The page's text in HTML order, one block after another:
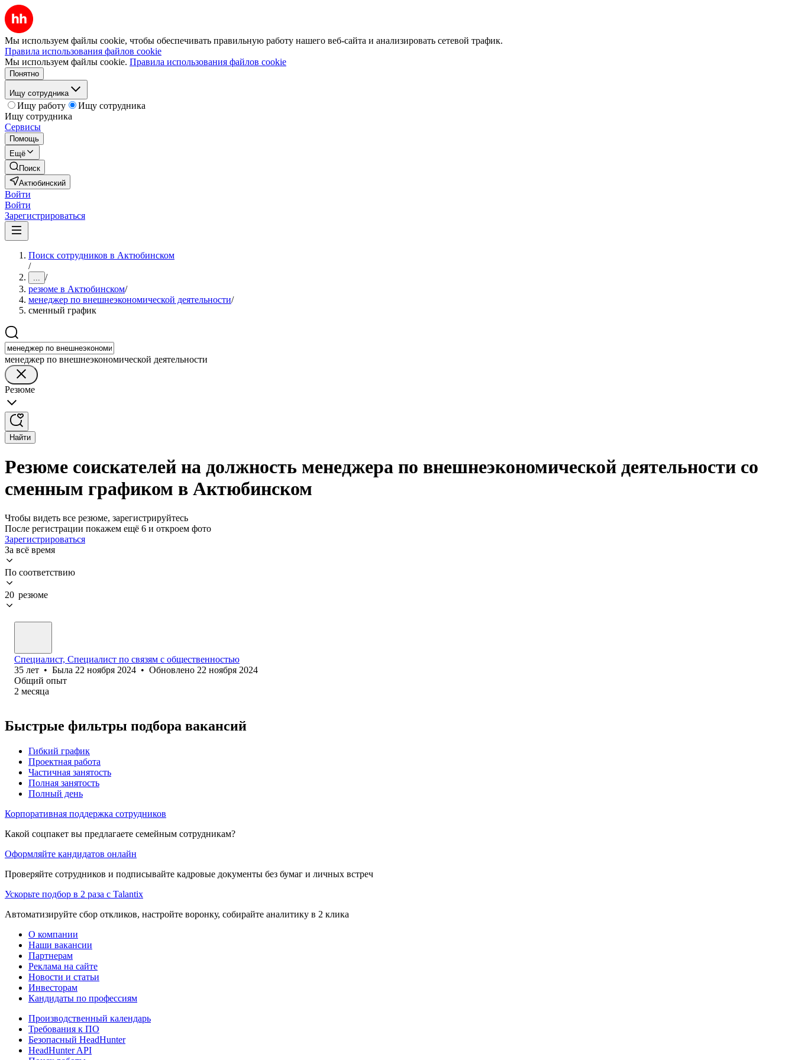
Мы используем файлы cookie, чтобы обеспечивать правильную работу нашего веб-сайта и анализировать сетевой трафик.
Правила использования файлов cookie
Мы используем файлы cookie. Правила использования файлов cookie
Понятно
Ищу сотрудника
Ищу работу
Ищу сотрудника
Ищу сотрудника
Сервисы
Помощь
Ещё
Поиск
Актюбинский
Войти
Войти
Зарегистрироваться
Поиск сотрудников в Актюбинском
/
... /
резюме в Актюбинском/
менеджер по внешнеэкономической деятельности/
сменный график
менеджер по внешнеэкономической деятельности
Резюме
Найти
Резюме соискателей на должность менеджера по внешнеэкономической деятельности со
сменным графиком в Актюбинском
Чтобы видеть все резюме, зарегистрируйтесь
После регистрации покажем ещё 6 и откроем фото
Зарегистрироваться
За всё время
По соответствию
20 резюме
Специалист, Специалист по связям с общественностью
35 лет • Была 22 ноября 2024 • Обновлено 22 ноября 2024
Общий опыт
2 месяца
Быстрые фильтры подбора вакансий
Гибкий график
Проектная работа
Частичная занятость
Полная занятость
Полный день
Корпоративная поддержка сотрудников
Какой соцпакет вы предлагаете семейным сотрудникам?
Оформляйте кандидатов онлайн
Проверяйте сотрудников и подписывайте кадровые документы без бумаг и личных встреч
Ускорьте подбор в 2 раза с Talantix
Автоматизируйте сбор откликов, настройте воронку, собирайте аналитику в 2 клика
О компании
Наши вакансии
Партнерам
Реклама на сайте
Новости и статьи
Инвесторам
Кандидаты по профессиям
Производственный календарь
Требования к ПО
Безопасный HeadHunter
HeadHunter API